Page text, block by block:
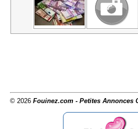
© 2026 Fouinez.com - Petites Annonces